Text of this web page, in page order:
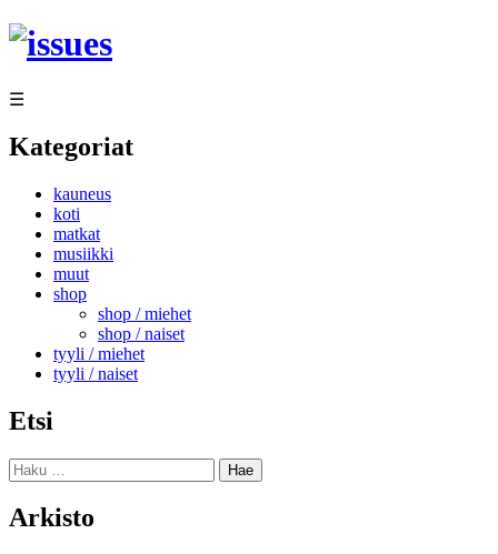
Siirry
sisältöön
☰
Kategoriat
kauneus
koti
matkat
musiikki
muut
shop
shop / miehet
shop / naiset
tyyli / miehet
tyyli / naiset
Etsi
Haku:
Arkisto